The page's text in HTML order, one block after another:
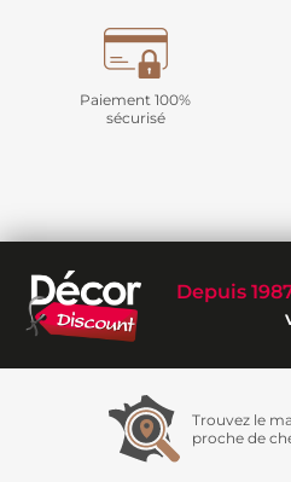
Paiement 100%
sécurisé
Depuis
Trouvez le
proche de